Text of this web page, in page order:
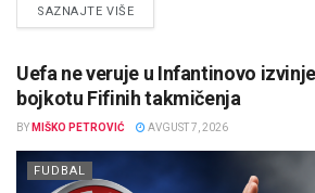
SAZNAJTE VIŠEDETAILS
Uefa ne veruje u Infantinovo
bojkotu Fifinih takmičenja
BY MIŠKO PETROVIĆ AVGUST 7, 2026
FUDBAL